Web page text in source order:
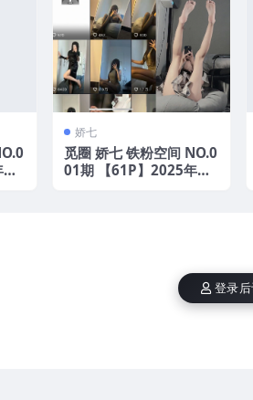
娇七
觅圈 娇七 铁粉空间 NO.0
01期 【61P】2025年最
登录